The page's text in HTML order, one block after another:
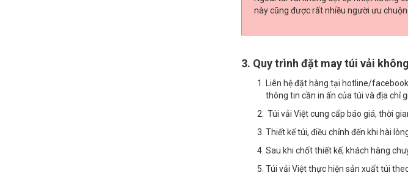
này cũng được rất nhiều người ưu
3. Quy trình đặt may túi vải
Liên hệ đặt hàng tại hotline/
thông tin cần in ấn của túi và địa chỉ
Túi vải Việt cung cấp báo giá, thời
Thiết kế túi, điều chỉnh đến khi hài
Sau khi chốt thiết kế, khách hàng
Túi vải Việt thực hiện sản xuất túi